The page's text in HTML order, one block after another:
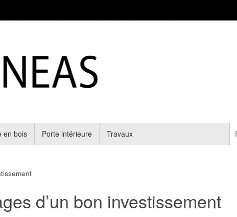
en bois Porte intérieure Travaux
d’un bon investissement